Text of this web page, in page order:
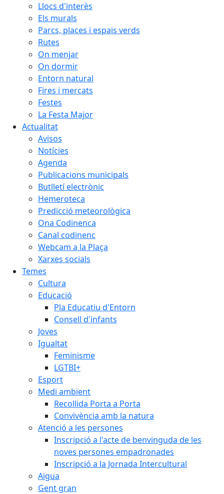
Llocs d'interès
Els murals
Parcs, places i espais verds
Rutes
On menjar
On dormir
Entorn natural
Fires i mercats
Festes
La Festa Major
Actualitat
Avisos
Notícies
Agenda
Publicacions municipals
Butlletí electrònic
Hemeroteca
Predicció meteorològica
Ona Codinenca
Canal codinenc
Webcam a la Plaça
Xarxes socials
Temes
Cultura
Educació
Pla Educatiu d'Entorn
Consell d'infants
Joves
Igualtat
Feminisme
LGTBI+
Esport
Medi ambient
Recollida Porta a Porta
Convivència amb la natura
Atenció a les persones
Inscripció a l'acte de benvinguda de les
noves persones empadronades
Inscripció a la Jornada Intercultural
Aigua
Gent gran